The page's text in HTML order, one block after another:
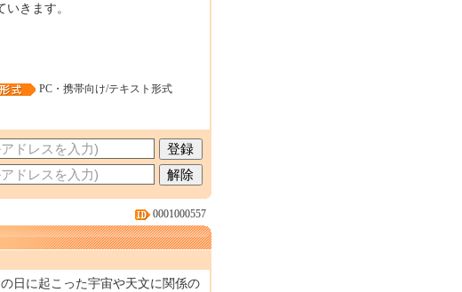
きます。
PC・携帯向け/テキスト形式
日に起こった宇宙や天文に関係の
0001000557